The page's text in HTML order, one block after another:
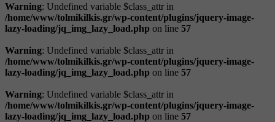
Warning: Undefined variable $class_attr in
/home/www/tolmikilkis.gr/wp-content/plugins/jquery-image-
lazy-loading/jq_img_lazy_load.php on line 57
Warning: Undefined variable $class_attr in
/home/www/tolmikilkis.gr/wp-content/plugins/jquery-image-
lazy-loading/jq_img_lazy_load.php on line 57
Warning: Undefined variable $class_attr in
/home/www/tolmikilkis.gr/wp-content/plugins/jquery-image-
lazy-loading/jq_img_lazy_load.php on line 57